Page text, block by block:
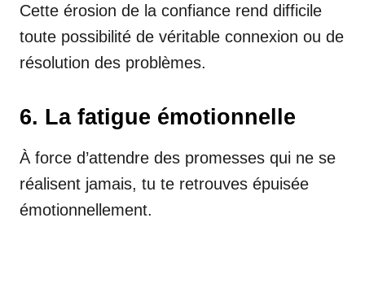
Cette érosion de la confiance rend difficile
toute possibilité de véritable connexion ou de
résolution des problèmes.
6. La fatigue émotionnelle
À force d’attendre des promesses qui ne se
réalisent jamais, tu te retrouves épuisée
émotionnellement.